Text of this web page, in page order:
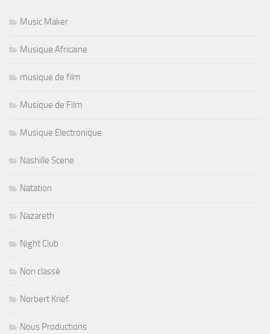
Music Maker
Musique Africaine
musique de film
Musique de Film
Musique Electronique
Nashille Scene
Natation
Nazareth
Night Club
Non classé
Norbert Krief
Nous Productions